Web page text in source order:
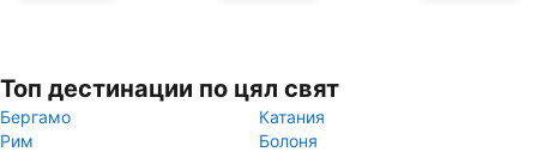
Топ дестинации по цял свят
Бергамо
Катания
Рим
Болоня